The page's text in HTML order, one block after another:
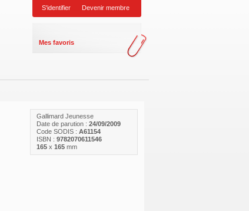
S'identifier Devenir membre
Mes favoris
Gallimard Jeunesse
Date de parution : 24/09/2009
Code SODIS : A61154
ISBN : 9782070611546
165x 165mm